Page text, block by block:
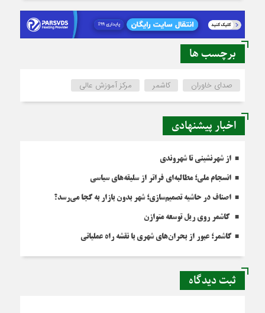
برچسب ها
صدای خاوران کاشمر مرکز آموزش عالی
اخبار پیشنهادی
از شهرنشینی تا شهروندی
انسجام ملی؛ مطالبه‌ای فراتر از سلیقه‌های سیاسی
اصناف در حاشیه تصمیم‌سازی؛ شهر بدون بازار به کجا می‌رسد؟
کاشمر روی ریل توسعه متوازن
کاشمر؛ عبور از بحران‌های شهری با نقشه راه عملیاتی
ثبت دیدگاه